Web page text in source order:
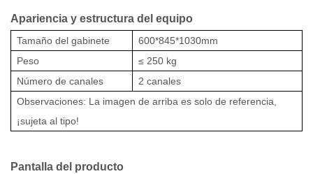
Apariencia y estructura del equipo
Tamaño del gabinete
600*845*1030mm
Peso
≤ 250 kg
Número de canales
2 canales
Observaciones: La imagen de arriba es solo de referencia,
¡sujeta al tipo!
Pantalla del producto